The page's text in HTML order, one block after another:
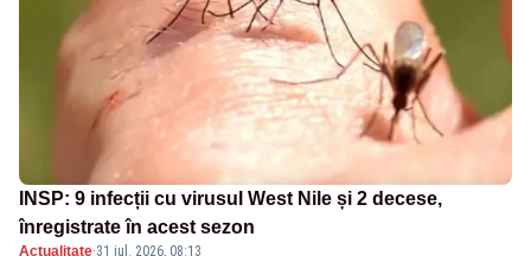
INSP: 9 infecții cu virusul West Nile și 2 decese,
înregistrate în acest sezon
Actualitate·31 iul. 2026, 08:13